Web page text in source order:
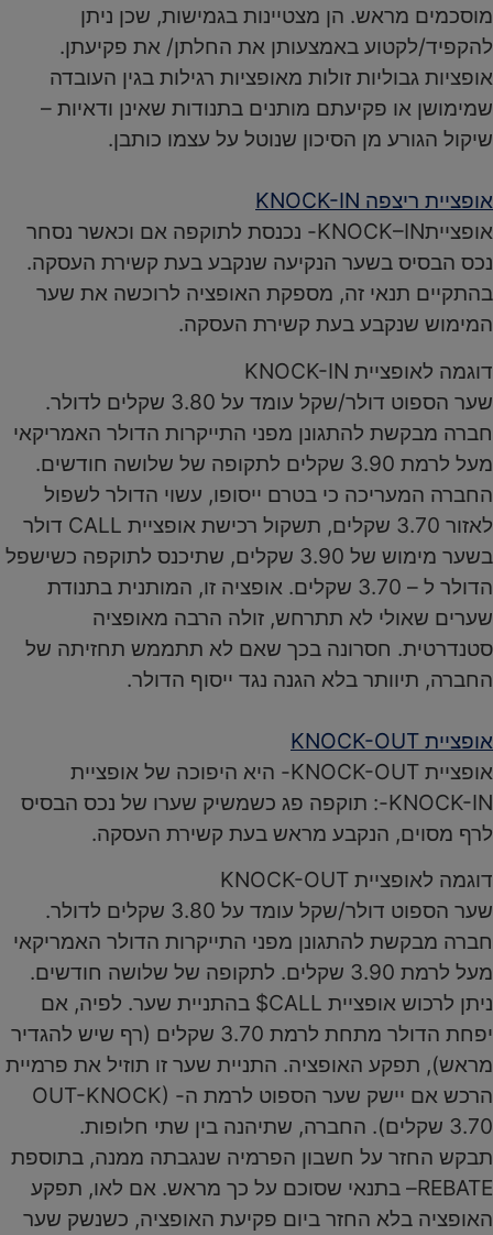
מוסכמים מראש. הן מצטיינות בגמישות, שכן ניתן
להקפיד/לקטוע באמצעותן את החלתן/ את פקיעתן.
אופציות גבוליות זולות מאופציות רגילות בגין העובדה
שמימושן או פקיעתם מותנים בתנודות שאינן ודאיות –
שיקול הגורע מן הסיכון שנוטל על עצמו כותבן.
אופציית ריצפה KNOCK-IN
אופצייתKNOCK–IN- נכנסת לתוקפה אם וכאשר נסחר
נכס הבסיס בשער הנקיעה שנקבע בעת קשירת העסקה.
בהתקיים תנאי זה, מספקת האופציה לרוכשה את שער
המימוש שנקבע בעת קשירת העסקה.
דוגמה לאופציית KNOCK-IN
שער הספוט דולר/שקל עומד על 3.80 שקלים לדולר.
חברה מבקשת להתגונן מפני התייקרות הדולר האמריקאי
מעל לרמת 3.90 שקלים לתקופה של שלושה חודשים.
החברה המעריכה כי בטרם ייסופו, עשוי הדולר לשפול
לאזור 3.70 שקלים, תשקול רכישת אופציית CALL דולר
בשער מימוש של 3.90 שקלים, שתיכנס לתוקפה כשישפל
הדולר ל – 3.70 שקלים. אופציה זו, המותנית בתנודת
שערים שאולי לא תתרחש, זולה הרבה מאופציה
סטנדרטית. חסרונה בכך שאם לא תתממש תחזיתה של
החברה, תיוותר בלא הגנה נגד ייסוף הדולר.
אופציית KNOCK-OUT
אופציית KNOCK-OUT- היא היפוכה של אופציית
KNOCK-IN-: תוקפה פג כשמשיק שערו של נכס הבסיס
לרף מסוים, הנקבע מראש בעת קשירת העסקה.
דוגמה לאופציית KNOCK-OUT
שער הספוט דולר/שקל עומד על 3.80 שקלים לדולר.
חברה מבקשת להתגונן מפני התייקרות הדולר האמריקאי
מעל לרמת 3.90 שקלים. לתקופה של שלושה חודשים.
ניתן לרכוש אופציית CALL$ בהתניית שער. לפיה, אם
יפחת הדולר מתחת לרמת 3.70 שקלים (רף שיש להגדיר
מראש), תפקע האופציה. התניית שער זו תוזיל את פרמיית
הרכש אם יישק שער הספוט לרמת ה- OUT-KNOCK)
3.70 שקלים). החברה, שתיהנה בין שתי חלופות.
תבקש החזר על חשבון הפרמיה שנגבתה ממנה, בתוספת
REBATE– בתנאי שסוכם על כך מראש. אם לאו, תפקע
האופציה בלא החזר ביום פקיעת האופציה, כשנשק שער